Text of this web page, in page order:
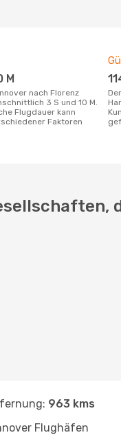
M
3 S und 10 M.
Flugdauer kann
Faktoren
Der günstigste einfache Flug von
963 kms
Flughäfen